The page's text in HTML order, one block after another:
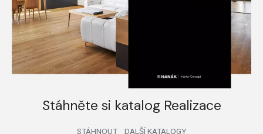
Stáhněte si katalog Realizace
STÁHNOUT DALŠÍ KATALOGY